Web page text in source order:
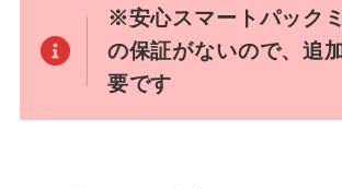
※安心スマートパック
の保証がないので、追
要です